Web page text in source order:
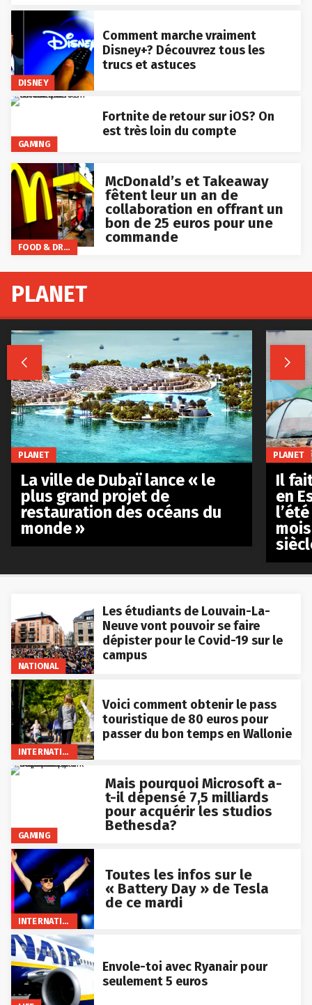
DISNEY
Comment marche vraiment
Disney+? Découvrez tous les
trucs et astuces
GAMING
Fortnite de retour sur iOS? On
est très loin du compte
FOOD & DRINKS
McDonald’s et Takeaway
fêtent leur un an de
collaboration en offrant un
bon de 25 euros pour une
commande
NATIONAL
Les étudiants de Louvain-La-
Neuve vont pouvoir se faire
dépister pour le Covid-19 sur le
campus
INTERNATIONAL
Voici comment obtenir le pass
touristique de 80 euros pour
passer du bon temps en Wallonie
GAMING
Mais pourquoi Microsoft a-
t-il dépensé 7,5 milliards
pour acquérir les studios
Bethesda?
INTERNATIONAL
Toutes les infos sur le
« Battery Day » de Tesla
de ce mardi
Envole-toi avec Ryanair pour
seulement 5 euros
PLANET
 
PLANET
La ville de Dubaï lance « le
plus grand projet de
restauration des océans du
monde »
PLANET
Il
en